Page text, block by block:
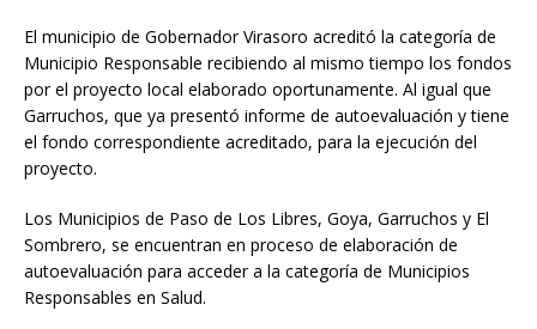
El municipio de Gobernador Virasoro acreditó la categoría de
Municipio Responsable recibiendo al mismo tiempo los fondos
por el proyecto local elaborado oportunamente. Al igual que
Garruchos, que ya presentó informe de autoevaluación y tiene
el fondo correspondiente acreditado, para la ejecución del
proyecto.
Los Municipios de Paso de Los Libres, Goya, Garruchos y El
Sombrero, se encuentran en proceso de elaboración de
autoevaluación para acceder a la categoría de Municipios
Responsables en Salud.